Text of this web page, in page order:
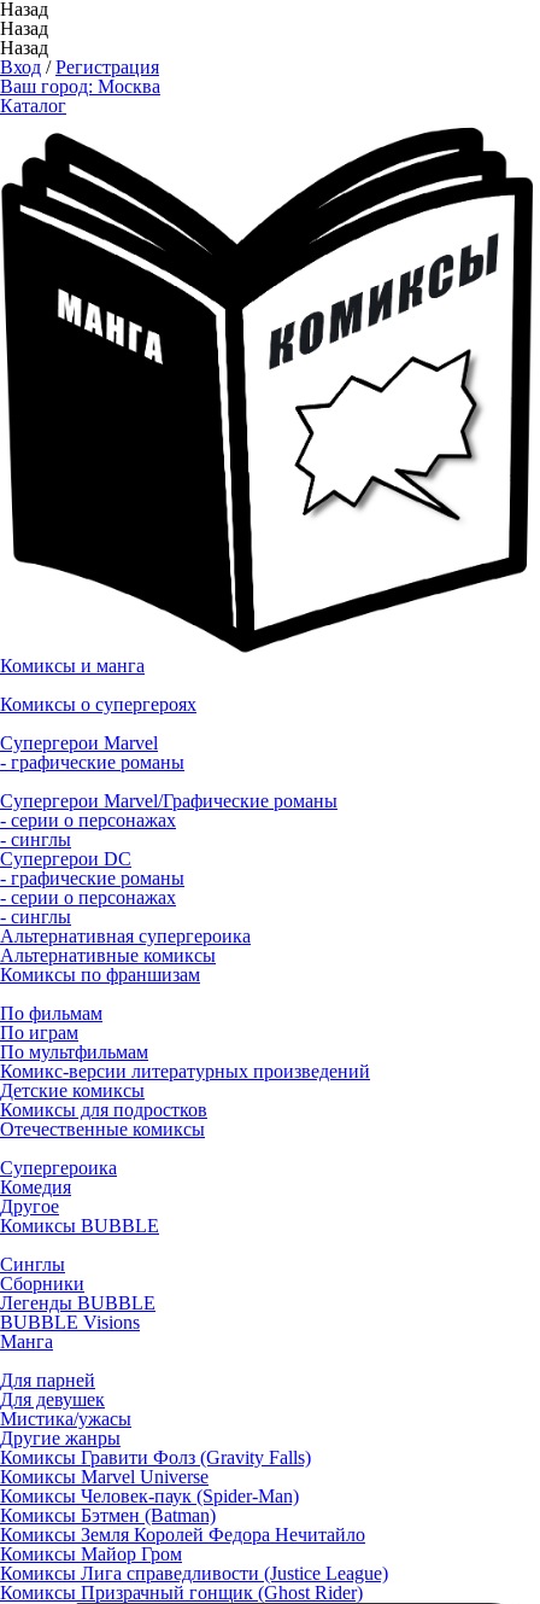
Назад
Назад
Назад
Вход /Регистрация
Ваш город: Москва
Каталог
Комиксы и манга
Комиксы о супергероях
Супергерои Marvel
- графические романы
Супергерои Marvel/Графические романы
- серии о персонажах
- синглы
Супергерои DC
- графические романы
- серии о персонажах
- синглы
Альтернативная супергероика
Альтернативные комиксы
Комиксы по франшизам
По фильмам
По играм
По мультфильмам
Комикс-версии литературных произведений
Детские комиксы
Комиксы для подростков
Отечественные комиксы
Супергероика
Комедия
Другое
Комиксы BUBBLE
Синглы
Сборники
Легенды BUBBLE
BUBBLE Visions
Манга
Для парней
Для девушек
Мистика/ужасы
Другие жанры
Комиксы Гравити Фолз (Gravity Falls)
Комиксы Marvel Universe
Комиксы Человек-паук (Spider-Man)
Комиксы Бэтмен (Batman)
Комиксы Земля Королей Федора Нечитайло
Комиксы Майор Гром
Комиксы Лига справедливости (Justice League)
Комиксы Призрачный гонщик (Ghost Rider)